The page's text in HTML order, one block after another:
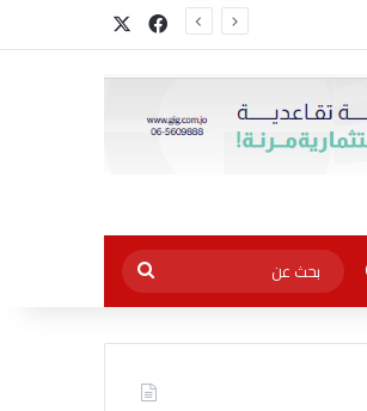
فيسبوك
الوضع المظلم
بحث
عن